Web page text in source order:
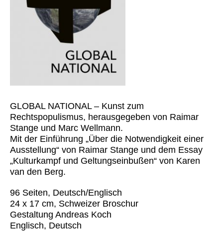
GLOBAL NATIONAL – Kunst zum
Rechtspopulismus, herausgegeben von Raimar
Stange und Marc Wellmann.
Mit der Einführung „Über die Notwendigkeit einer
Ausstellung“ von Raimar Stange und dem Essay
„Kulturkampf und Geltungseinbußen“ von Karen
van den Berg.
96 Seiten, Deutsch/Englisch
24 x 17 cm, Schweizer Broschur
Gestaltung Andreas Koch
Englisch, Deutsch